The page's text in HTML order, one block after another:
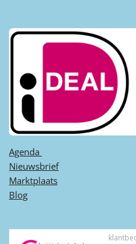
Agenda ​
Nieuwsbrief
Marktplaats
Blog